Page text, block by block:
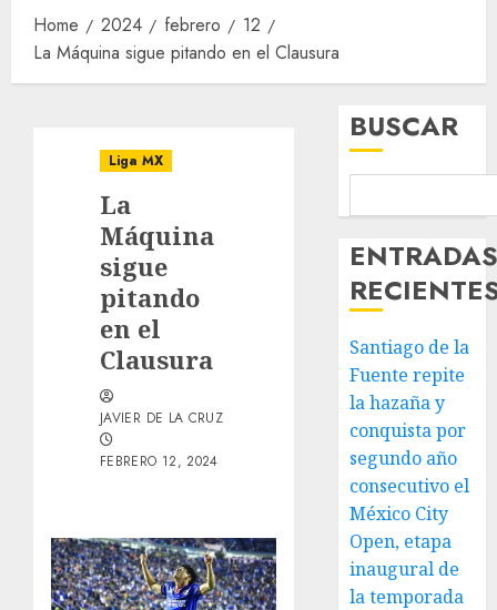
Home 2024 febrero
12
La Máquina sigue pitando en el Clausura
Liga MX
La
Máquina
sigue
pitando
en el
Clausura
JAVIER DE LA CRUZ
FEBRERO 12, 2024
BUSCAR
Santiago de la
Fuente repite
la hazaña y
conquista por
segundo año
consecutivo el
México City
Open, etapa
inaugural de
la temporada